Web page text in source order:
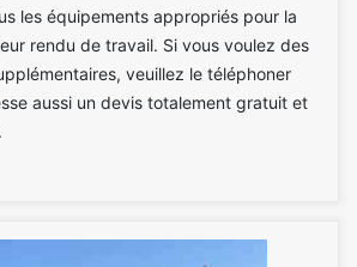
les équipements appropriés pour la
rendu de travail. Si vous voulez des
veuillez le téléphoner
aussi un devis totalement gratuit et